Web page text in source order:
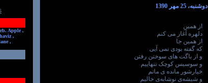
دوشنبه، 25 مهر 1390
از همین
دلهره آغاز می کنم
از همین جا
که گفته بودی نمی آیی
و از باگت های سوختن رفتن
و سوسیس کوچک تنهاییم
خیارشور مانده ی ماتم
و شیشه‌ی نوشابه‌ی خالیم
Apple ,
,
,